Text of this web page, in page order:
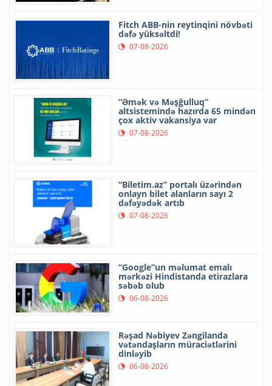
Fitch ABB-nin reytinqini növbəti
dəfə yüksəltdi!
07-08-2026
“Əmək və Məşğulluq”
altsistemində hazırda 65 mindən
çox aktiv vakansiya var
07-08-2026
“Biletim.az” portalı üzərindən
onlayn bilet alanların sayı 2
dəfəyədək artıb
07-08-2026
“Google”un məlumat emalı
mərkəzi Hindistanda etirazlara
səbəb olub
06-08-2026
Rəşad Nəbiyev Zəngilanda
vətəndaşların müraciətlərini
dinləyib
06-08-2026